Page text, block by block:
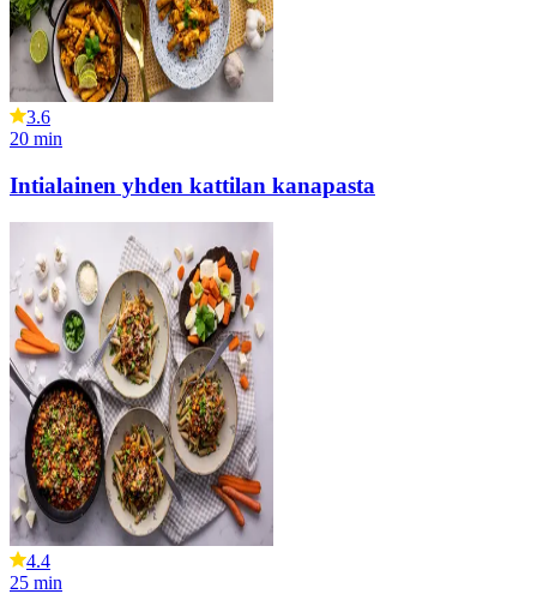
3.6
20 min
Intialainen yhden kattilan kanapasta
4.4
25 min